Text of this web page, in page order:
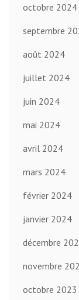
octobre 2024
septembre
août 2024
juillet 2024
juin 2024
mai 2024
avril 2024
mars 2024
février 2024
janvier 2024
décembre
novembre
octobre 2023